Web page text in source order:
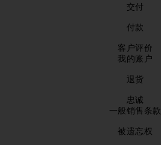
交付
付款
客户评价
我的账户
退货
忠诚
一般销售条款
被遗忘权